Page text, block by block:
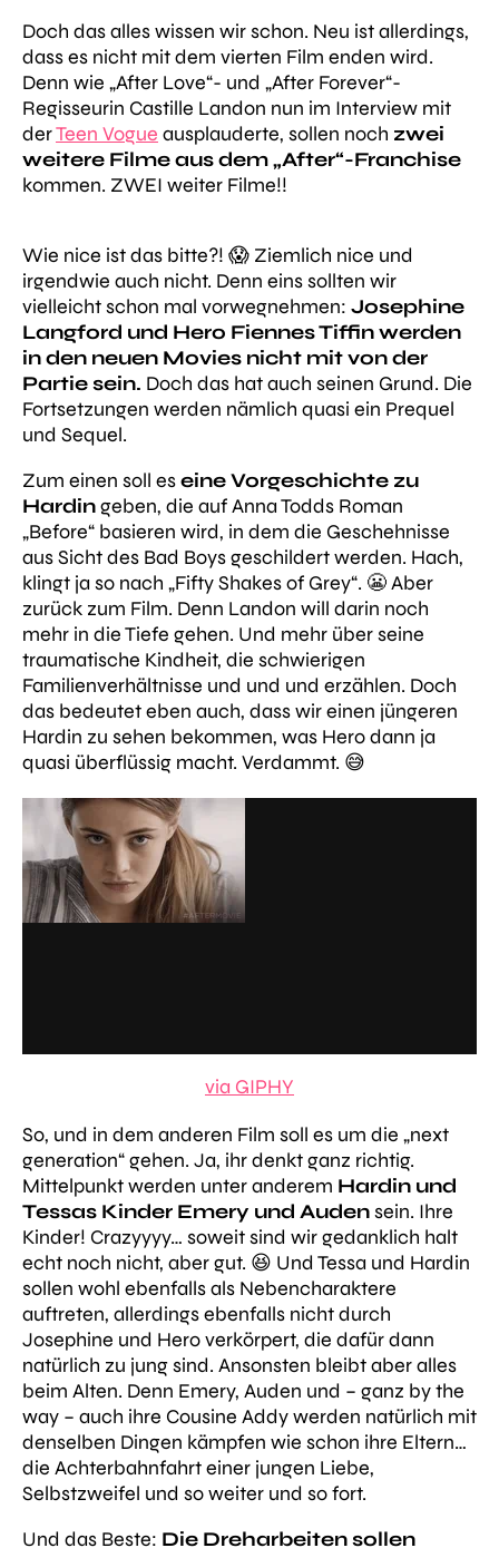
Doch das alles wissen wir schon. Neu ist allerdings,
dass es nicht mit dem vierten Film enden wird.
Denn wie „After Love“- und „After Forever“-
Regisseurin Castille Landon nun im Interview mit
derTeen Vogue ausplauderte, sollen noch zwei
weitere Filme aus dem „After“-Franchise
kommen. ZWEI weiter Filme!!
Wie nice ist das bitte?! 😱 Ziemlich nice und
irgendwie auch nicht. Denn eins sollten wir
vielleicht schon mal vorwegnehmen: Josephine
Langford und Hero Fiennes Tiffin werden
in den neuen Movies nicht mit von der
Partie sein. Doch das hat auch seinen Grund. Die
Fortsetzungen werden nämlich quasi ein Prequel
und Sequel.
Zum einen soll eseine Vorgeschichte zu
Hardingeben, die auf Anna Todds Roman
„Before“ basieren wird, in dem die Geschehnisse
aus Sicht des Bad Boys geschildert werden. Hach,
klingt ja so nach „Fifty Shakes of Grey“. 😬 Aber
zurück zum Film. Denn Landon will darin noch
mehr in die Tiefe gehen. Und mehr über seine
traumatische Kindheit, die schwierigen
Familienverhältnisse und und und erzählen. Doch
das bedeutet eben auch, dass wir einen jüngeren
Hardin zu sehen bekommen, was Hero dann ja
quasi überflüssig macht. Verdammt. 😅
via GIPHY
So, und in dem anderen Film soll es um die „next
generation“ gehen. Ja, ihr denkt ganz richtig.
Mittelpunkt werden unter anderem Hardin und
Tessas Kinder Emery und Audensein. Ihre
Kinder! Crazyyyy… soweit sind wir gedanklich halt
echt noch nicht, aber gut. 😆 Und Tessa und Hardin
sollen wohl ebenfalls als Nebencharaktere
auftreten, allerdings ebenfalls nicht durch
Josephine und Hero verkörpert, die dafür dann
natürlich zu jung sind. Ansonsten bleibt aber alles
beim Alten. Denn Emery, Auden und – ganz by the
way – auch ihre Cousine Addy werden natürlich mit
denselben Dingen kämpfen wie schon ihre Eltern…
die Achterbahnfahrt einer jungen Liebe,
Selbstzweifel und so weiter und so fort.
Und das Beste: Die Dreharbeiten sollen